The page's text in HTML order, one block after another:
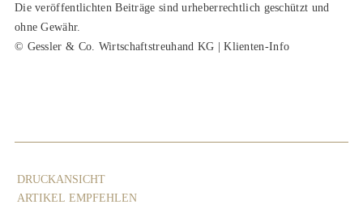
Die veröffentlichten Beiträge sind urheberrechtlich geschützt und
ohne Gewähr.
© Gessler & Co. Wirtschaftstreuhand KG | Klienten-Info
DRUCKANSICHT
ARTIKEL EMPFEHLEN